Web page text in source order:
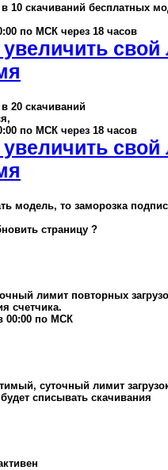
10 скачиваний бесплатных
по МСК через 18 часов
свой
20 скачиваний
по МСК через 18 часов
свой
модель, то заморозка
страницу ?
лимит повторных
счетчика.
00:00 по МСК
суточный лимит
списывать скачивания